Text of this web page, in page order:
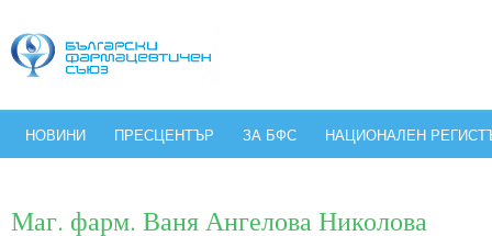
НОВИНИ ПРЕСЦЕНТЪР ЗА БФС НАЦИОНАЛЕН
Маг. фарм. Ваня Ангелова Николова